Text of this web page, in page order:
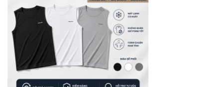
ngày (Tỉnh thành khác).
Hashtags:
#PlaywellSportswear #Playwell
#AoBaLoBlurMotion #BlurMotionPW11242
#TankTopNam #DoTapNam #ThoiTrangNam
#GymWear #ActiveWear